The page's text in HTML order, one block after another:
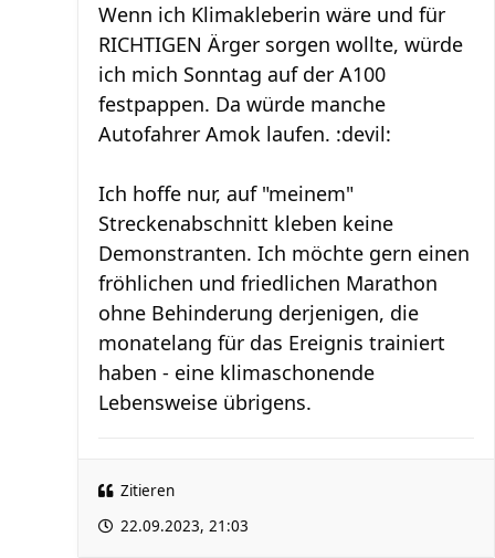
Wenn ich Klimakleberin wäre und für
RICHTIGEN Ärger sorgen wollte, würde
ich mich Sonntag auf der A100
festpappen. Da würde manche
Autofahrer Amok laufen. :devil:
Ich hoffe nur, auf "meinem"
Streckenabschnitt kleben keine
Demonstranten. Ich möchte gern einen
fröhlichen und friedlichen Marathon
ohne Behinderung derjenigen, die
monatelang für das Ereignis trainiert
haben - eine klimaschonende
Lebensweise übrigens.
Zitieren
22.09.2023, 21:03